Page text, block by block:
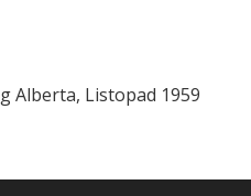
Alberta, Listopad 1959